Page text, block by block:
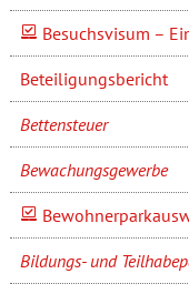
Besuchsvisum –
Beteiligungsbericht
Bettensteuer
Bewachungsgewerbe
Bildungs- und